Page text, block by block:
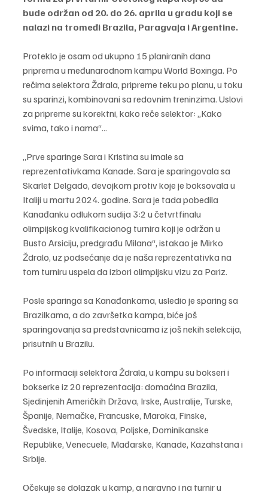
bude održan od 20. do 26. aprila u gradu koji se
nalazi na tromeđi Brazila, Paragvaja i Argentine.
Proteklo je osam od ukupno 15 planiranih dana
priprema u međunarodnom kampu World Boxinga. Po
rečima selektora Ždrala, pripreme teku po planu, u toku
su sparinzi, kombinovani sa redovnim treninzima. Uslovi
za pripreme su korektni, kako reče selektor: „Kako
svima, tako i nama“...
„Prve sparinge Sara i Kristina su imale sa
reprezentativkama Kanade. Sara je sparingovala sa
Skarlet Delgado, devojkom protiv koje je boksovala u
Italiji u martu 2024. godine. Sara je tada pobedila
Kanađanku odlukom sudija 3:2 u četvrtfinalu
olimpijskog kvalifikacionog turnira koji je održan u
Busto Arsiciju, predgrađu Milana“, istakao je Mirko
Ždralo, uz podsećanje da je naša reprezentativka na
tom turniru uspela da izbori olimpijsku vizu za Pariz.
Posle sparinga sa Kanađankama, usledio je sparing sa
Brazilkama, a do završetka kampa, biće još
sparingovanja sa predstavnicama iz još nekih selekcija,
prisutnih u Brazilu.
Po informaciji selektora Ždrala, u kampu su bokseri i
bokserke iz 20 reprezentacija: domaćina Brazila,
Sjedinjenih Američkih Država, Irske, Australije, Turske,
Španije, Nemačke, Francuske, Maroka, Finske,
Švedske, Italije, Kosova, Poljske, Dominikanske
Republike, Venecuele, Mađarske, Kanade, Kazahstana i
Srbije.
Očekuje se dolazak u kamp, a naravno i na turnir u